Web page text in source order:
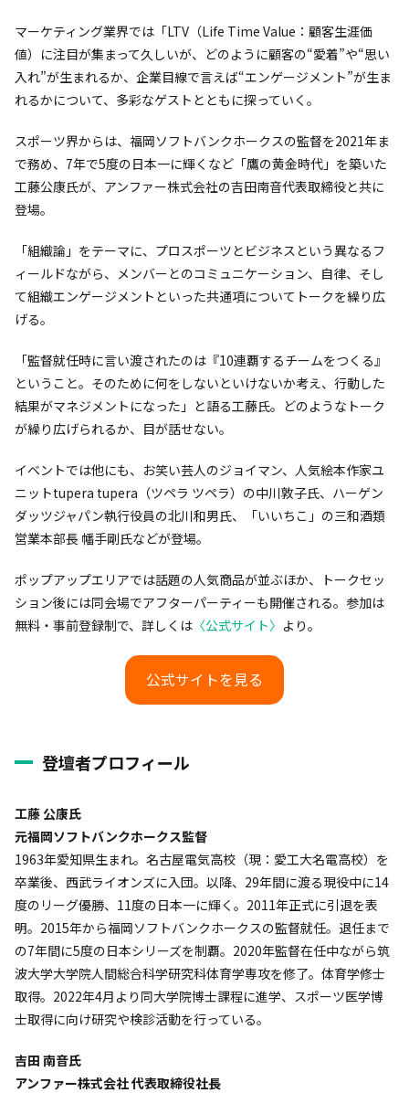
マーケティング業界では「LTV（Life Time Value：顧客生涯価
値）に注目が集まって久しいが、どのように顧客の“愛着”や“思い
入れ”が生まれるか、企業目線で言えば“エンゲージメント”が生ま
れるかについて、多彩なゲストとともに探っていく。
スポーツ界からは、福岡ソフトバンクホークスの監督を2021年ま
で務め、7年で5度の日本一に輝くなど「鷹の黄金時代」を築いた
工藤公康氏が、アンファー株式会社の吉田南音代表取締役と共に
登場。
「組織論」をテーマに、プロスポーツとビジネスという異なるフ
ィールドながら、メンバーとのコミュニケーション、自律、そし
て組織エンゲージメントといった共通項についてトークを繰り広
げる。
「監督就任時に言い渡されたのは『10連覇するチームをつくる』
ということ。そのために何をしないといけないか考え、行動した
結果がマネジメントになった」と語る工藤氏。どのようなトーク
が繰り広げられるか、目が話せない。
イベントでは他にも、お笑い芸人のジョイマン、人気絵本作家ユ
ニットtupera tupera（ツペラ ツペラ）の中川敦子氏、ハーゲン
ダッツジャパン執行役員の北川和男氏、「いいちこ」の三和酒類
営業本部長 幡手剛氏などが登場。
ポップアップエリアでは話題の人気商品が並ぶほか、トークセッ
ション後には同会場でアフターパーティーも開催される。参加は
無料・事前登録制で、詳しくは 〈公式サイト〉 より。
公式サイトを見る
登壇者プロフィール
工藤 公康氏
元福岡ソフトバンクホークス監督
1963年愛知県生まれ。名古屋電気高校（現：愛工大名電高校）を
卒業後、西武ライオンズに入団。以降、29年間に渡る現役中に14
度のリーグ優勝、11度の日本一に輝く。2011年正式に引退を表
明。2015年から福岡ソフトバンクホークスの監督就任。退任まで
の7年間に5度の日本シリーズを制覇。2020年監督在任中ながら筑
波大学大学院人間総合科学研究科体育学専攻を修了。体育学修士
取得。2022年4月より同大学院博士課程に進学、スポーツ医学博
士取得に向け研究や検診活動を行っている。
吉田 南音氏
アンファー株式会社 代表取締役社長